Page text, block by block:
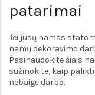
patarimai
Jei jūsų namas
namų dekoravimo
Pasinaudokite šiais
sužinokite, kaip
nebaigė darbo.